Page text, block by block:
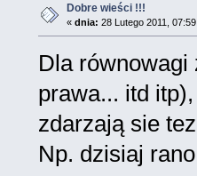
Dobre wieści !!!
« dnia: 28 Lutego 2011,
Dla równowagi
prawa... itd
zdarzają sie
Np. dzisiaj